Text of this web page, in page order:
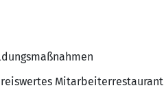
Mitarbeiterrestaurant